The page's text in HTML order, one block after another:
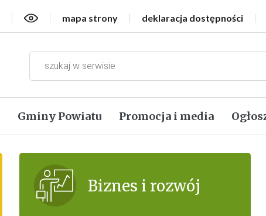
Wersja kontrastowa
mapa strony deklaracja dostępności
Gminy Powiatu Promocja i media
Biznes i rozwój